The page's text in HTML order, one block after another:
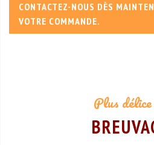
CONTACTEZ-NOUS DÈS
VOTRE COMMANDE.
Plus